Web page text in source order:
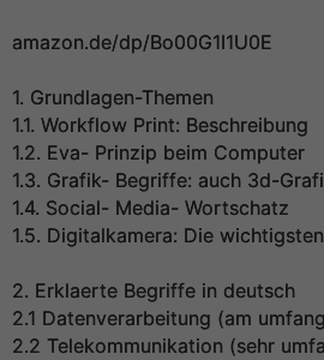
amazon.de/dp/Bo00G1I1U0E
1. Grundlagen-Themen
1.1. Workflow Print: Beschreibung
1.2. Eva- Prinzip beim Computer
1.3. Grafik- Begriffe: auch 3d-
1.4. Social- Media- Wortschatz
1.5. Digitalkamera: Die
2. Erklaerte Begriffe in deutsch
2.1 Datenverarbeitung (am
2.2 Telekommunikation (sehr